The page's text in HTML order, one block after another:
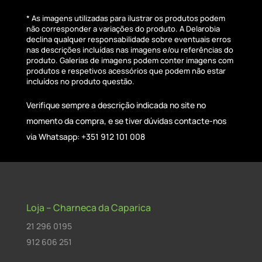
* As imagens utilizadas para ilustrar os produtos podem
não corresponder a variações do produto. A Delarobia
declina qualquer responsabilidade sobre eventuais erros
nas descrições incluídas nas imagens e/ou referências do
produto. Galerias de imagens podem conter imagens com
produtos e respetivos acessórios que podem não estar
incluídos no produto questão.
Verifique sempre a descrição indicada no site no
momento da compra, e se tiver dúvidas contacte-nos
via Whatsapp: +351 912 101 008
Loja – Charneca da Caparica
21 296 0195
912 606 251